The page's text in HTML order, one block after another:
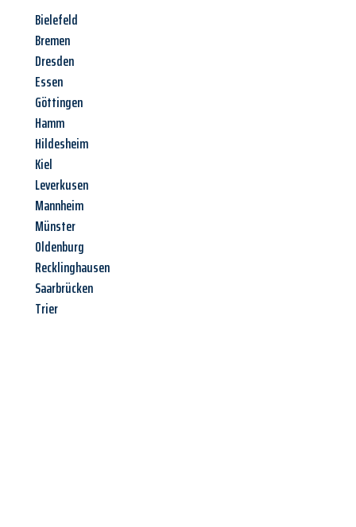
Bielefeld
Bremen
Dresden
Essen
Göttingen
Hamm
Hildesheim
Kiel
Leverkusen
Mannheim
Münster
Oldenburg
Recklinghausen
Saarbrücken
Trier